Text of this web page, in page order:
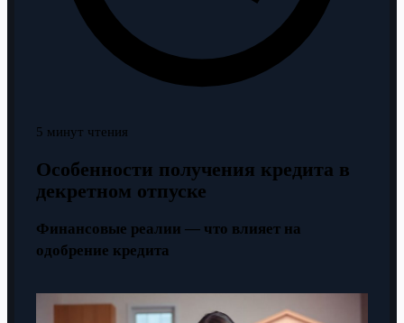
5 минут чтения
Особенности получения кредита в
декретном отпуске
Финансовые реалии — что влияет на
одобрение кредита